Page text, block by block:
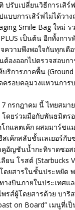
ปรับเปลี่ยนวิธีการเสิ
บบการเสิร์ฟไม่ได้วา
Smile Bag ใหม่
เป็นต้น อีกทั้งกา
วามพึงพอใจกันทุกเดื
ต้องออกไปตรวจสอบ
การภาคพื้น
อบคลุมวงแหวนการบ
กรกฎาคม นี้ ไทยสมา
ดยร่วมมือกับพันธมิตร
กแลตเค้ก ผสมมาร์ช
เค้กสลับชั้นเลเยอร์กั
คูอัญชันน้ำกะทิราดซอ
ยน โรสต์ (Starbucks
ยสารในชั้นประหยัด
งบินภายในประเทศแ
รส์ผู้โดยสารด้วย บา
on Board” เมนูที่